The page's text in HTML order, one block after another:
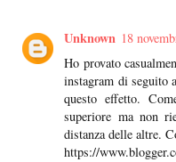
Unknown 18
Ho provato
instagram di seguito
questo effetto.
superiore ma non
distanza delle altre.
https://